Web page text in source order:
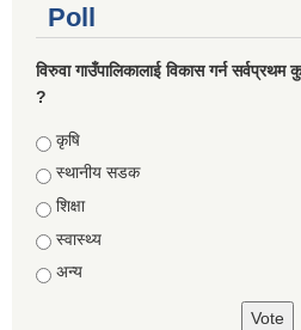
Poll
विरुवा गाउँपालिकालाई विकास गर्न सर्वप्रथम
?
Choices
कृषि
स्थानीय सडक
शिक्षा
स्वास्थ्य
अन्य